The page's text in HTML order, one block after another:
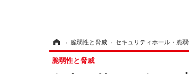
› 脆弱性と脅威 › セキュリティホール・脆
脆弱性と脅威